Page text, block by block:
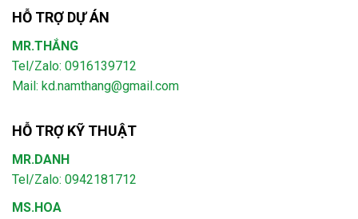
HỖ TRỢ DỰ ÁN
MR.THẮNG
Tel/Zalo: 0916139712
Mail: kd.namthang@gmail.com
HỖ TRỢ KỸ THUẬT
MR.DANH
Tel/Zalo: 0942181712
MS.HOA